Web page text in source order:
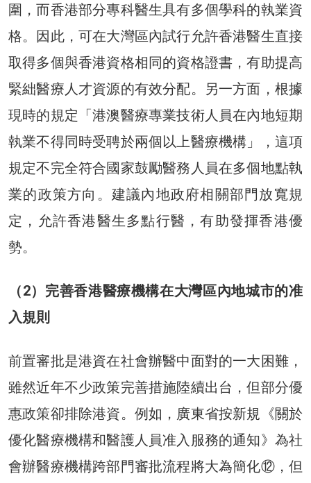
圍，而香港部分專科醫生具有多個學科的執業資
格。因此，可在大灣區內試行允許香港醫生直接
取得多個與香港資格相同的資格證書，有助提高
緊絀醫療人才資源的有效分配。另一方面，根據
現時的規定「港澳醫療專業技術人員在內地短期
執業不得同時受聘於兩個以上醫療機構」，這項
規定不完全符合國家鼓勵醫務人員在多個地點執
業的政策方向。建議內地政府相關部門放寬規
定，允許香港醫生多點行醫，有助發揮香港優
勢。
（2）完善香港醫療機構在大灣區內地城市的准
入規則
前置審批是港資在社會辦醫中面對的一大困難，
雖然近年不少政策完善措施陸續出台，但部分優
惠政策卻排除港資。例如，廣東省按新規《關於
優化醫療機構和醫護人員准入服務的通知》為社
會辦醫療機構跨部門審批流程將大為簡化⑫，但